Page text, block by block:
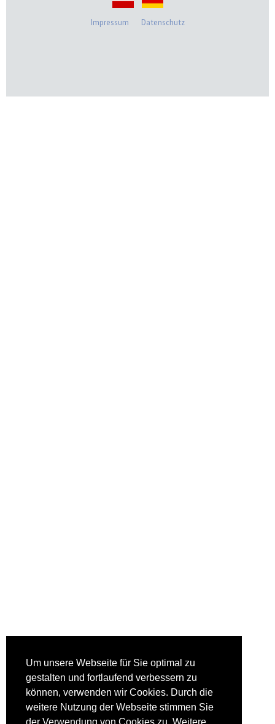
Um unsere Webseite für Sie optimal zu
gestalten und fortlaufend verbessern zu
können, verwenden wir Cookies. Durch die
weitere Nutzung der Webseite stimmen Sie
Impressum Datenschutz